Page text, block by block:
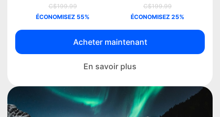
C$199.99
ÉCONOMISEZ 55%
C$199.99
ÉCONOMISEZ 25%
Acheter maintenant
En savoir plus